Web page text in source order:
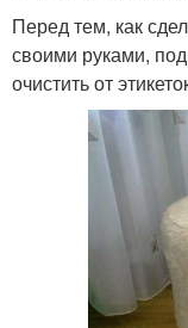
Перед тем, как
своими руками,
очистить от